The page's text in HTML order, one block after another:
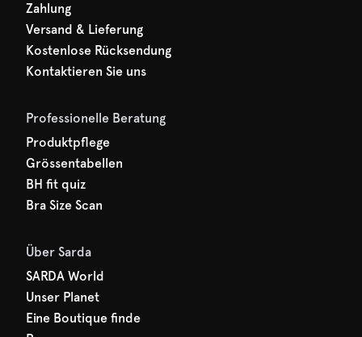
Zahlung
Versand & Lieferung
Kostenlose Rücksendung
Kontaktieren Sie uns
Professionelle Beratung
Produktpflege
Grössentabellen
BH fit quiz
Bra Size Scan
Über Sarda
SARDA World
Unser Planet
Eine Boutique finde